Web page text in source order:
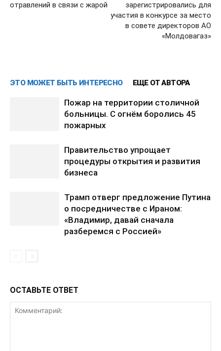
отравлений в связи с жарой
зарегистрировались для
участия в конкурсе за место
в совете директоров АО
«Молдовагаз»
ЭТО МОЖЕТ БЫТЬ ИНТЕРЕСНО ЕЩЕ ОТ АВТОРА
Пожар на территории столичной
больницы. С огнём боролись 45
пожарных
Правительство упрощает
процедуры открытия и развития
бизнеса
Трамп отверг предложение Путина
о посредничестве с Ираном:
«Владимир, давай сначала
разберемся с Россией»
ОСТАВЬТЕ ОТВЕТ